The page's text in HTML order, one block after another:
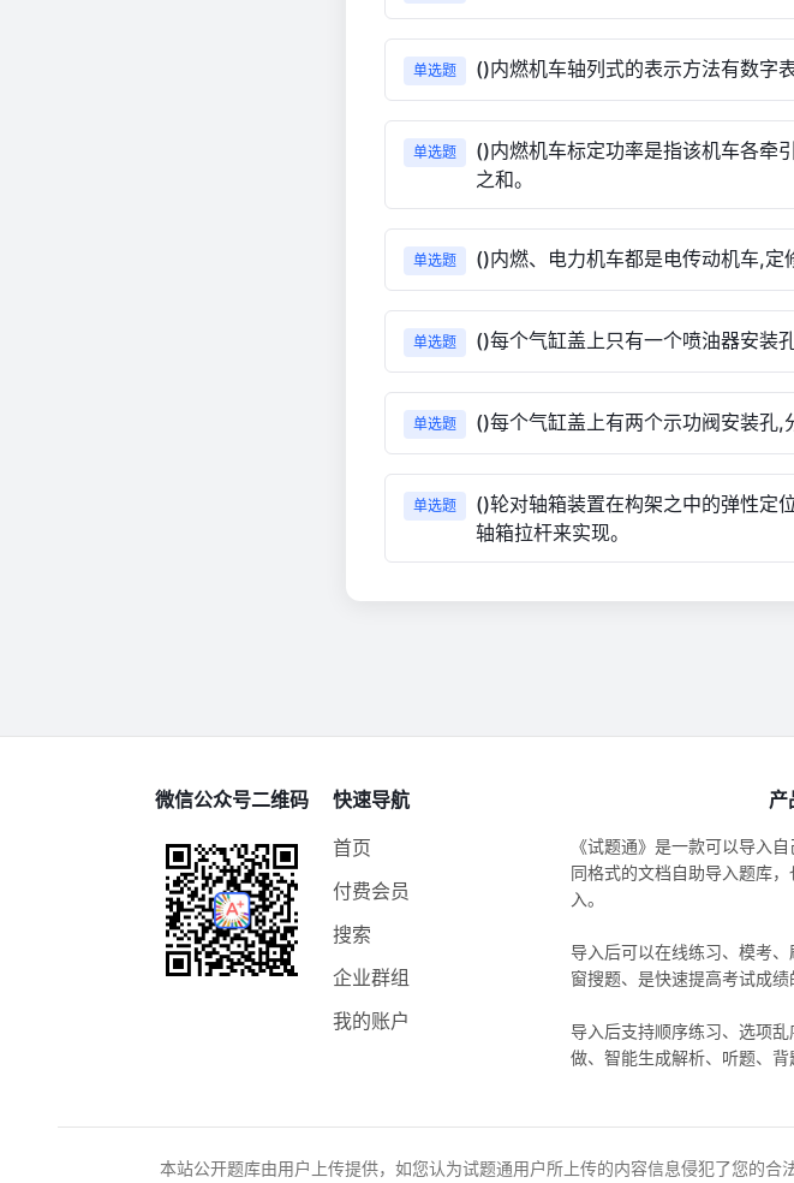
单选题 ()内燃机车轴列式的表示方法有数字
单选题
()内燃机车标定功率是指该机车各牵
之和。
单选题 ()内燃、电力机车都是电传动机车,定
单选题 ()每个气缸盖上只有一个喷油器安装孔
单选题 ()每个气缸盖上有两个示功阀安装孔,
单选题
()轮对轴箱装置在构架之中的弹性定
轴箱拉杆来实现。
微信公众号二维码
快速导航
首页
付费会员
搜索
企业群组
我的账户
产
《试题通》是一款可以导入
同格式的文档自助导入题库
入。
导入后可以在线练习、模考
窗搜题、是快速提高考试成绩
导入后支持顺序练习、选项
做、智能生成解析、听题、背
本站公开题库由用户上传提供，如您认为试题通用户所上传的内容信息侵犯了您的